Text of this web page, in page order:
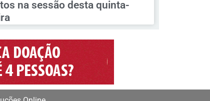
na sessão desta quinta-